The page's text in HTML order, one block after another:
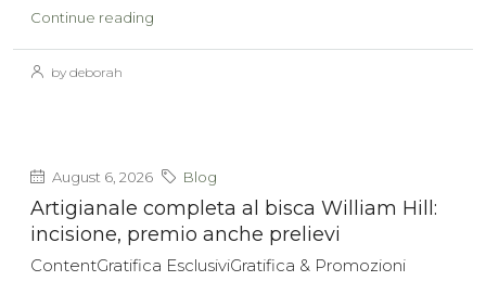
Continue reading
by deborah
August 6, 2026 Blog
Artigianale completa al bisca William Hill:
incisione, premio anche prelievi
ContentGratifica EsclusiviGratifica & Promozioni